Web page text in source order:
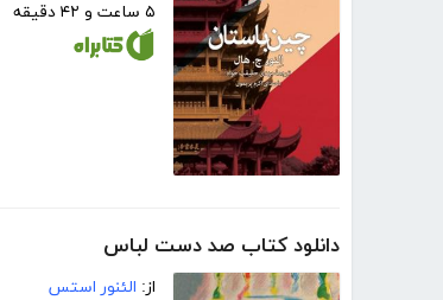
۵ ساعت و ۴۲ دقیقه
دانلود کتاب صد دست لباس
از: الئنور استس